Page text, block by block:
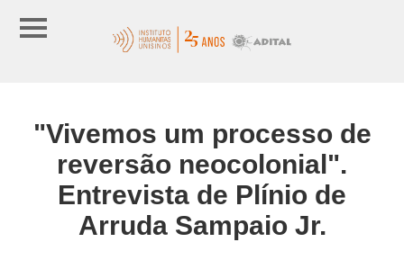
"Vivemos um processo de
reversão neocolonial".
Entrevista de Plínio de
Arruda Sampaio Jr.